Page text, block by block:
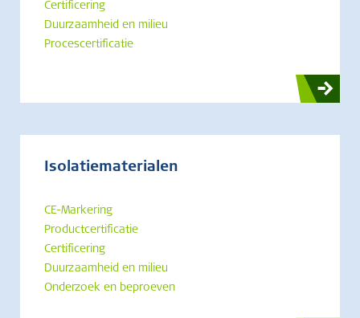
Certificering
Duurzaamheid en milieu
Procescertificatie
Isolatiematerialen
CE-Markering
Productcertificatie
Certificering
Duurzaamheid en milieu
Onderzoek en beproeven